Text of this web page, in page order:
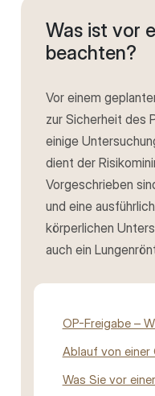
Was ist vor
beachten?
Vor einem
zur Sicherheit des
einige
dient der
Vorgeschrieben
und eine
körperlichen
auch ein
OP-Freigabe –
Ablauf von einer
Was Sie vor